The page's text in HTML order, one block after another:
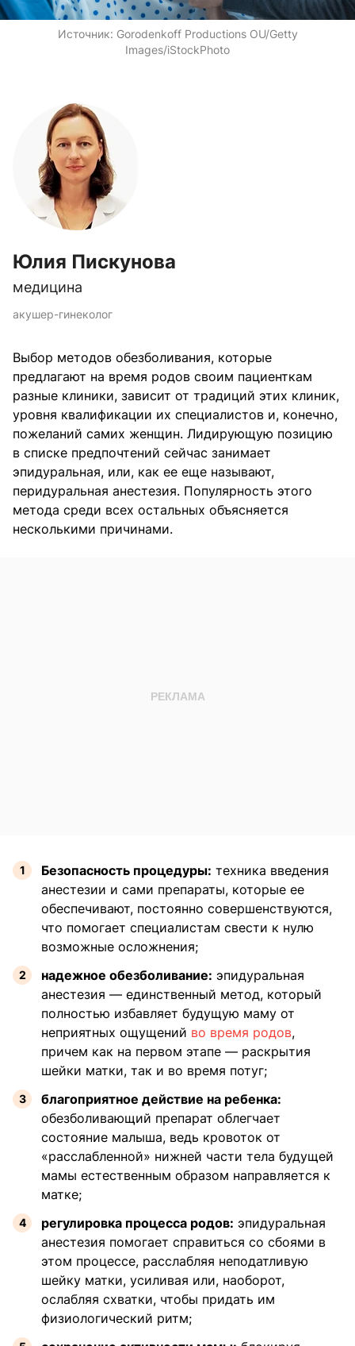
Источник: Gorodenkoff Productions OU/Getty
Images/iStockPhoto
Юлия Пискунова
медицина
акушер-гинеколог
Выбор методов обезболивания, которые
предлагают на время родов своим пациенткам
разные клиники, зависит от традиций этих клиник,
уровня квалификации их специалистов и, конечно,
пожеланий самих женщин. Лидирующую позицию
в списке предпочтений сейчас занимает
эпидуральная, или, как ее еще называют,
перидуральная анестезия. Популярность этого
метода среди всех остальных объясняется
несколькими причинами.
Безопасность процедуры: техника введения
анестезии и сами препараты, которые ее
обеспечивают, постоянно совершенствуются,
что помогает специалистам свести к нулю
возможные осложнения;
надежное обезболивание: эпидуральная
анестезия — единственный метод, который
полностью избавляет будущую маму от
неприятных ощущений во время родов,
причем как на первом этапе — раскрытия
шейки матки, так и во время потуг;
благоприятное действие на ребенка:
обезболивающий препарат облегчает
состояние малыша, ведь кровоток от
«расслабленной» нижней части тела будущей
мамы естественным образом направляется к
матке;
регулировка процесса родов: эпидуральная
анестезия помогает справиться со сбоями в
этом процессе, расслабляя неподатливую
шейку матки, усиливая или, наоборот,
ослабляя схватки, чтобы придать им
физиологический ритм;